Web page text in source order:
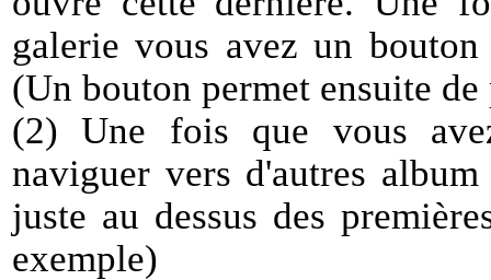
galerie vous avez un
(Un bouton permet ensuite
(2) Une fois que vous
naviguer vers d'autres
juste au dessus des
exemple)